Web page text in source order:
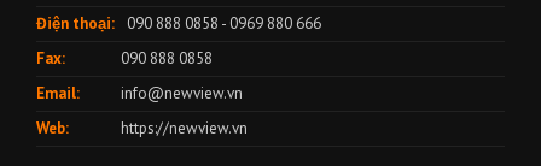
Điện thoại:
090 888 0858 - 0969 880 666
Fax:
090 888 0858
Email:
info@newview.vn
Web:
https://newview.vn